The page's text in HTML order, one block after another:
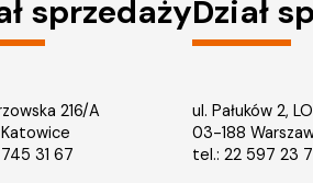
sprzedaży
216/A
31 67
Dział
ul. Pałuków 2,
03-188
tel.: 22 597 23